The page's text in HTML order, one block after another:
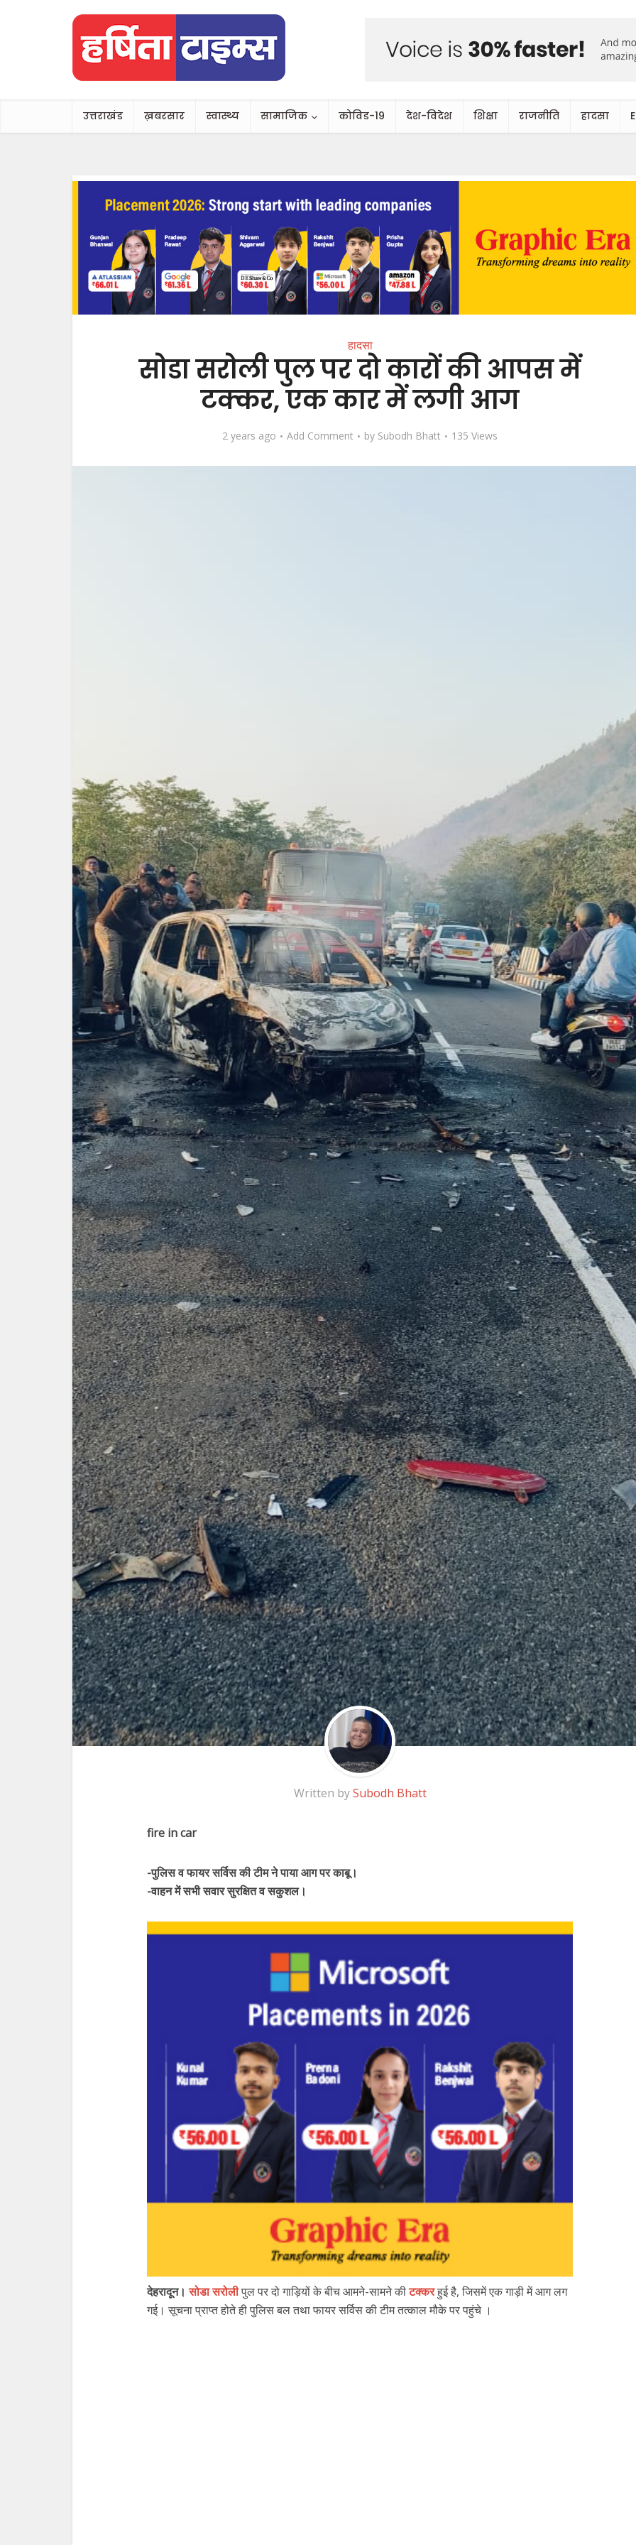
उत्तराखंड ख़बरसार स्वास्थ्य सामाजिक कोविड-19 देश-विदेश शिक्षा राजनीति हादसा
हादसा
सोडा सरोली पुल पर दो कारों की आपस में
टक्कर, एक कार में लगी आग
2 years ago Add Comment by Subodh Bhatt 135 Views
Written bySubodh Bhatt
fire in car
-पुलिस व फायर सर्विस की टीम ने पाया आग पर काबू।
-वाहन में सभी सवार सुरक्षित व सकुशल।
देहरादून।सोडा सरोलीपुल पर दो गाड़ियों के बीच आमने-सामने कीटक्करहुई है, जिसमें एक गाड़ी में आग लग
गई। सूचना प्राप्त होते ही पुलिस बल तथा फायर सर्विस की टीम तत्काल मौके पर पहुंचे ।